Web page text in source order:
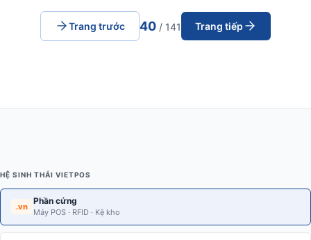
Trang trước 40 / 141 Trang tiếp
HỆ SINH THÁI VIETPOS
.vn
Phần cứng
Máy POS · RFID · Kệ kho